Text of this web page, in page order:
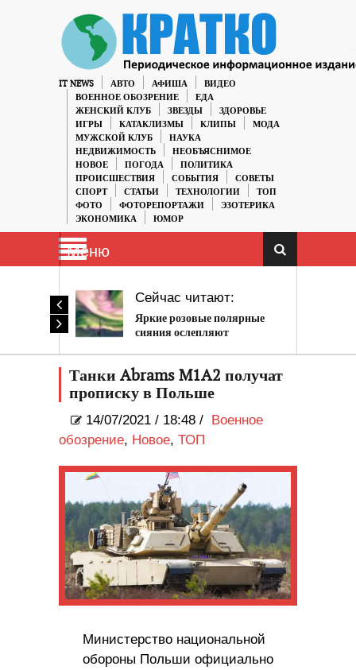
IT NEWS АВТО АФИША
ВИДЕО
ВОЕННОЕ ОБОЗРЕНИЕ
ЕДА
ЖЕНСКИЙ КЛУБ
ЗВЕЗДЫ
ЗДОРОВЬЕ
ИГРЫ
КАТАКЛИЗМЫ КЛИПЫ
МОДА
МУЖСКОЙ КЛУБ
НАУКА
НЕДВИЖИМОСТЬ
НЕОБЪЯСНИМОЕ
НОВОЕ
ПОГОДА
ПОЛИТИКА
ПРОИСШЕСТВИЯ
СОБЫТИЯ
СОВЕТЫ
СПОРТ
СТАТЬИ ТЕХНОЛОГИИ
ТОП
ФОТО
ФОТОРЕПОРТАЖИ
ЭЗОТЕРИКА
ЭКОНОМИКА
ЮМОР
Меню
Сейчас читают:
Яркие розовые полярные
сияния ослепляют
бури
Танки Abrams M1A2 получат
прописку в Польше
14/07/2021 / 18:48 / Военное
обозрение, Новое, ТОП
Министерство национальной
обороны Польши официально